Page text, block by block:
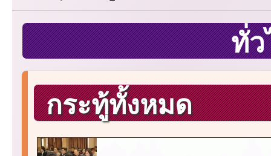
ทั่
กระทู้ทั้งหมด